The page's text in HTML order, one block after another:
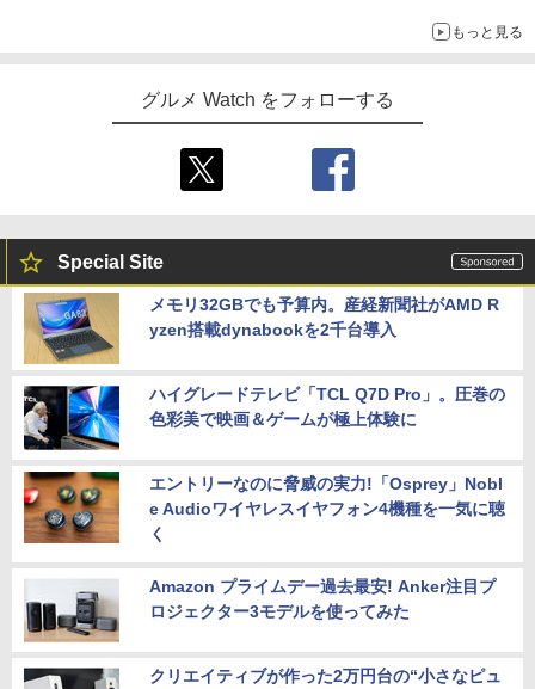
もっと見る
グルメ Watch をフォローする
Special Site
メモリ32GBでも予算内。産経新聞社がAMD R
yzen搭載dynabookを2千台導入
ハイグレードテレビ「TCL Q7D Pro」。圧巻の
色彩美で映画＆ゲームが極上体験に
エントリーなのに脅威の実力!「Osprey」Nobl
e Audioワイヤレスイヤフォン4機種を一気に聴
く
Amazon プライムデー過去最安! Anker注目プ
ロジェクター3モデルを使ってみた
クリエイティブが作った2万円台の“小さなピュ